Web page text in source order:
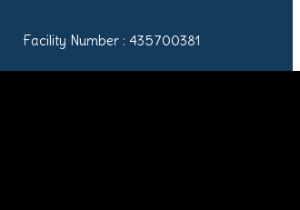
Facility Number : 435700381